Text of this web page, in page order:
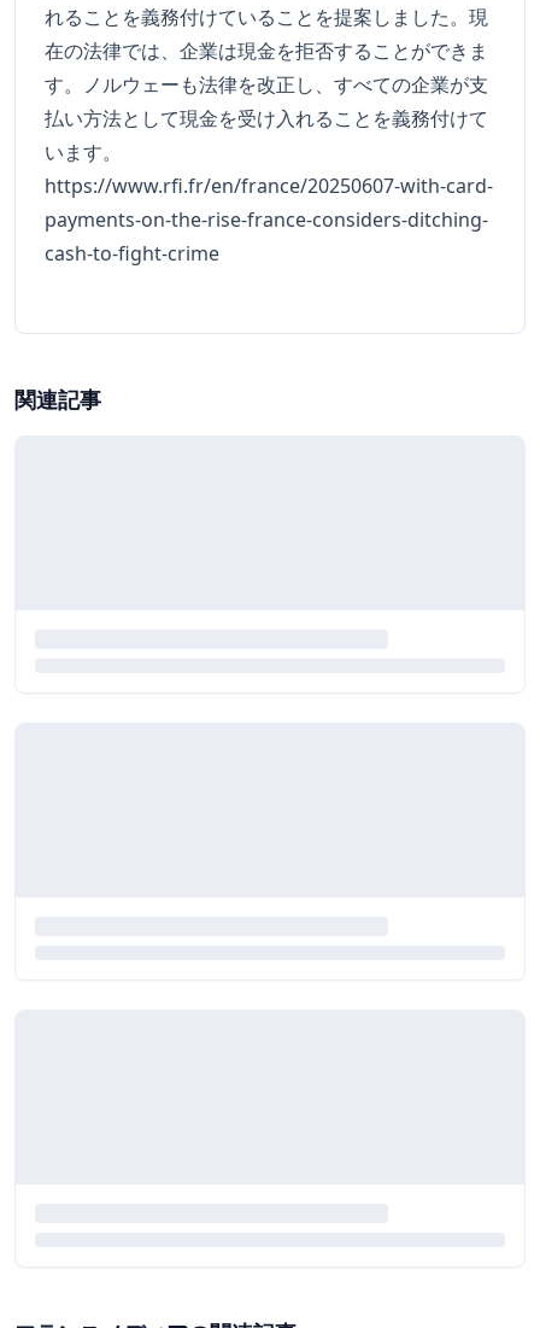
れることを義務付けていることを提案しました。現
在の法律では、企業は現金を拒否することができま
す。ノルウェーも法律を改正し、すべての企業が支
払い方法として現金を受け入れることを義務付けて
います。
https://www.rfi.fr/en/france/20250607-with-card-
payments-on-the-rise-france-considers-ditching-
cash-to-fight-crime
関連記事